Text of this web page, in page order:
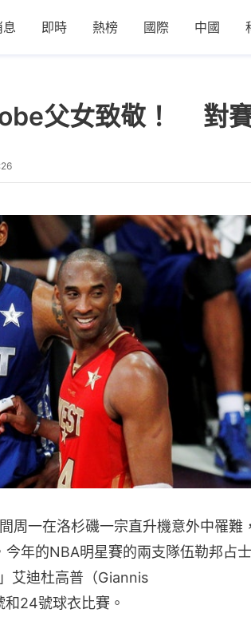
息 即時 熱榜 國際 中國
父女致敬！ 對
周一在洛杉磯一宗直升機意外中罹難，
年的NBA明星賽的兩支隊伍勒邦占士
艾迪杜高普（Giannis
24號球衣比賽。